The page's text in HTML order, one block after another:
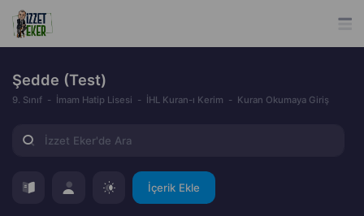
Şedde (Test)
9. Sınıf İmam Hatip Lisesi İHL Kuran-ı Kerim Kuran Okumaya Giriş
İçerik Ekle